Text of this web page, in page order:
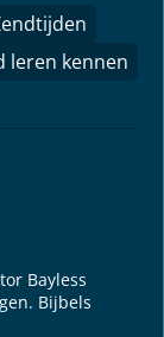
leren kennen
Bayless
Bijbels